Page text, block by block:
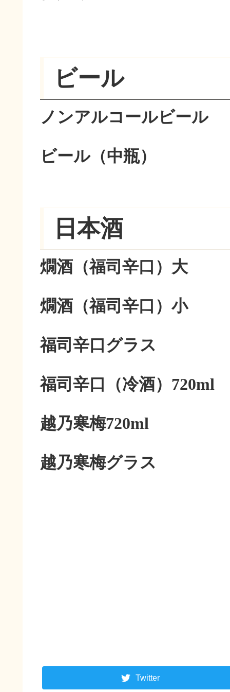
ビール
ノンアルコールビール
ビール（中瓶）
日本酒
燗酒（福司辛口）大
燗酒（福司辛口）小
福司辛口グラス
福司辛口（冷酒）720ml
越乃寒梅720ml
越乃寒梅グラス
Twitter